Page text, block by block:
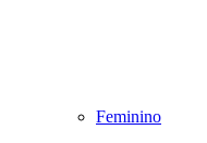
Feminino